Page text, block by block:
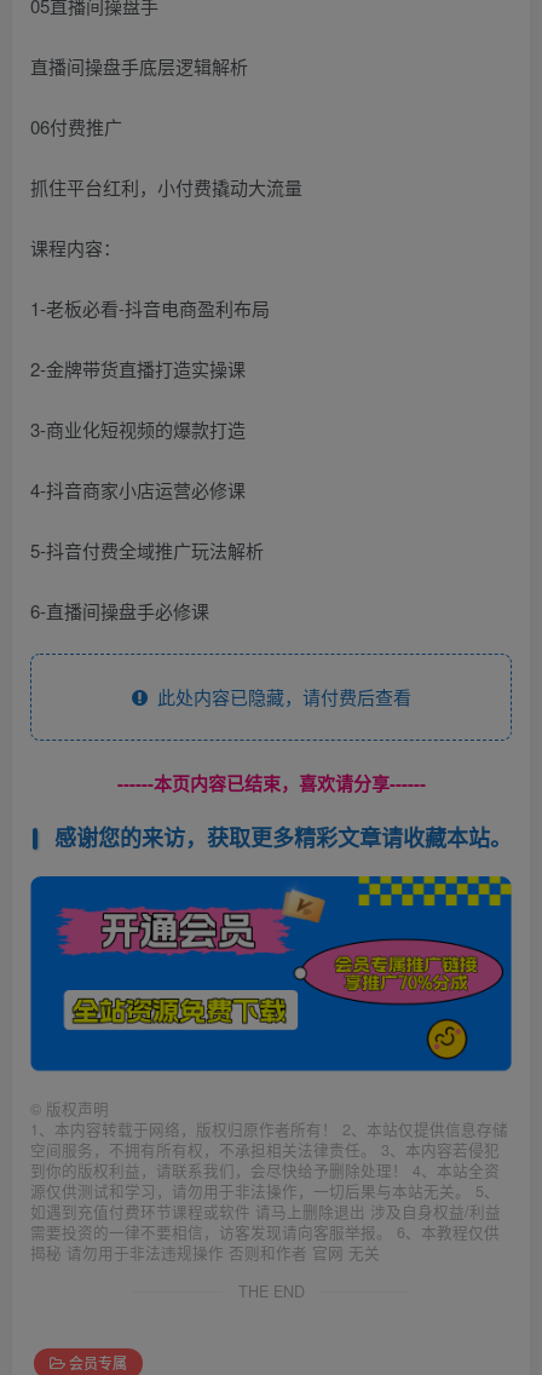
直播间操盘手底层逻辑解析
06付费推广
抓住平台红利，小付费撬动大流量
课程内容：
1-老板必看-抖音电商盈利布局
2-金牌带货直播打造实操课
3-商业化短视频的爆款打造
4-抖音商家小店运营必修课
5-抖音付费全域推广玩法解析
6-直播间操盘手必修课
此处内容已隐藏，请付费后查看
------本页内容已结束，喜欢请分享------
感谢您的来访，获取更多精彩文章请收藏本站。
© 版权声明
1、本内容转载于网络，版权归原作者所有！ 2、本站仅提供信息存储
空间服务，不拥有所有权，不承担相关法律责任。 3、本内容若侵犯
到你的版权利益，请联系我们，会尽快给予删除处理！ 4、本站全资
源仅供测试和学习，请勿用于非法操作，一切后果与本站无关。 5、
如遇到充值付费环节课程或软件 请马上删除退出 涉及自身权益/利益
需要投资的一律不要相信，访客发现请向客服举报。 6、本教程仅供
揭秘 请勿用于非法违规操作 否则和作者 官网 无关
THE END
会员专属